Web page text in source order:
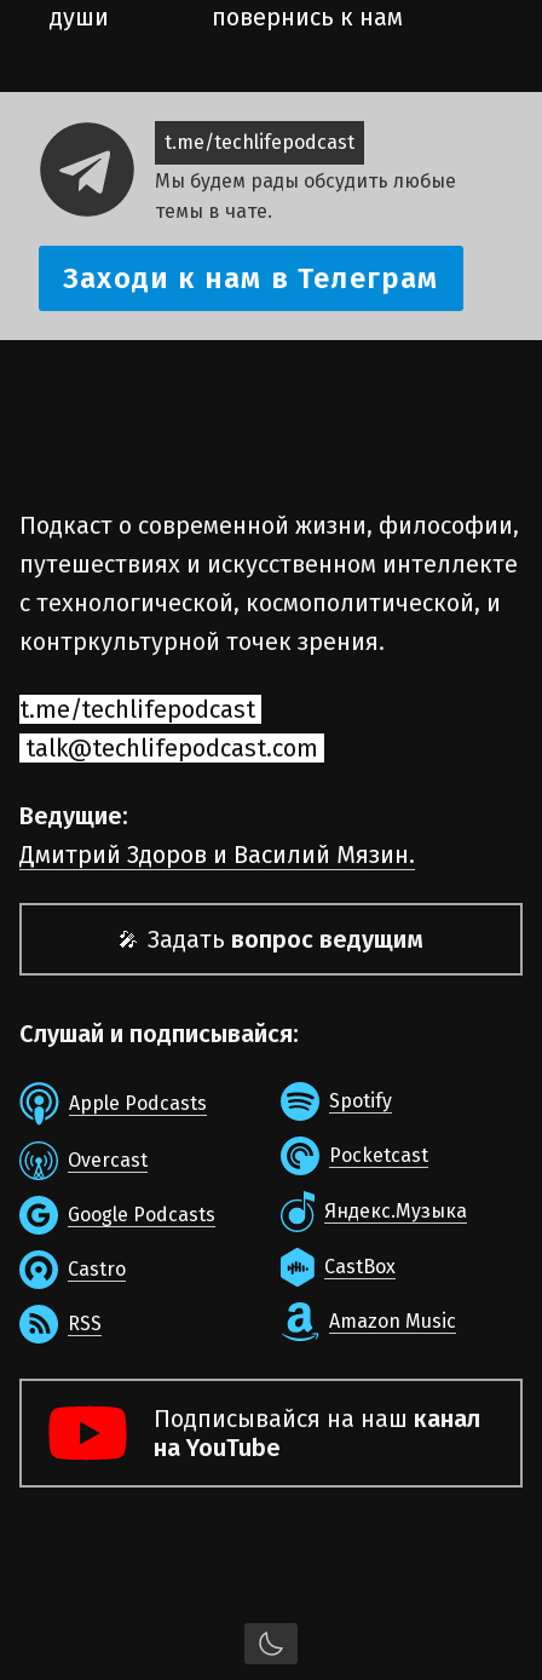
души
повернись к нам
t.me/techlifepodcast
Мы будем рады обсудить любые
темы в чате.
Заходи к нам в Телеграм
Подкаст о современной жизни, философии,
путешествиях и искусственном интеллекте
с технологической, космополитической, и
контркультурной точек зрения.
t.me/techlifepodcast
talk@techlifepodcast.com
Ведущие:
Дмитрий Здоров и Василий Мязин.
🎤 Задать вопрос ведущим
Слушай и подписывайся:
Apple Podcasts
Overcast
Google Podcasts
Castro
RSS
Spotify
Pocketcast
Яндекс.Музыка
CastBox
Amazon Music
Подписывайся на наш канал
на YouTube